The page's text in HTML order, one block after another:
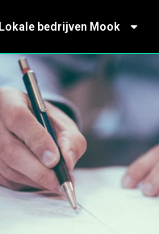
Lokale bedrijven Mook